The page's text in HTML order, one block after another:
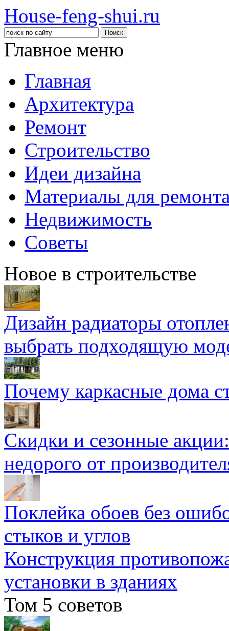
House-feng-shui.ru
Главное меню
Главная
Архитектура
Ремонт
Строительство
Идеи дизайна
Материалы для
Недвижимость
Советы
Новое в строительстве
Дизайн радиаторы
выбрать подходящую
Почему каркасные дома
Скидки и сезонные
недорого от
Поклейка обоев без
стыков и углов
Конструкция
установки в зданиях
Том 5 советов